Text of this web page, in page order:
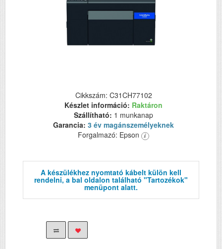
Cikkszám: C31CH77102
Készlet információ: Raktáron
Szállítható: 1 munkanap
Garancia: 3 év magánszemélyeknek
Forgalmazó: Epson
A készülékhez nyomtató kábelt külön kell
rendelni, a bal oldalon található "Tartozékok"
menüpont alatt.